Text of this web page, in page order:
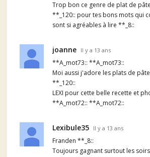
Trop bon ce genre de plat de
**_120:: pour tes bons mots qui
sont si agréables à lire **_8::
joanne Il y a 13 ans
**A_mot73:: **A_mot73::
Moi aussi j'adore les plats de
**_120::
LEXI pour cette belle recette et
**A_mot72:: **A_mot72::
Lexibule35 Il y a 13 ans
Franden **_8::
Toujours gagnant surtout les